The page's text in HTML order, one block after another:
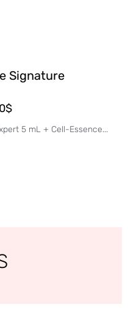
Signature
$
5 mL + Cell-Essence...